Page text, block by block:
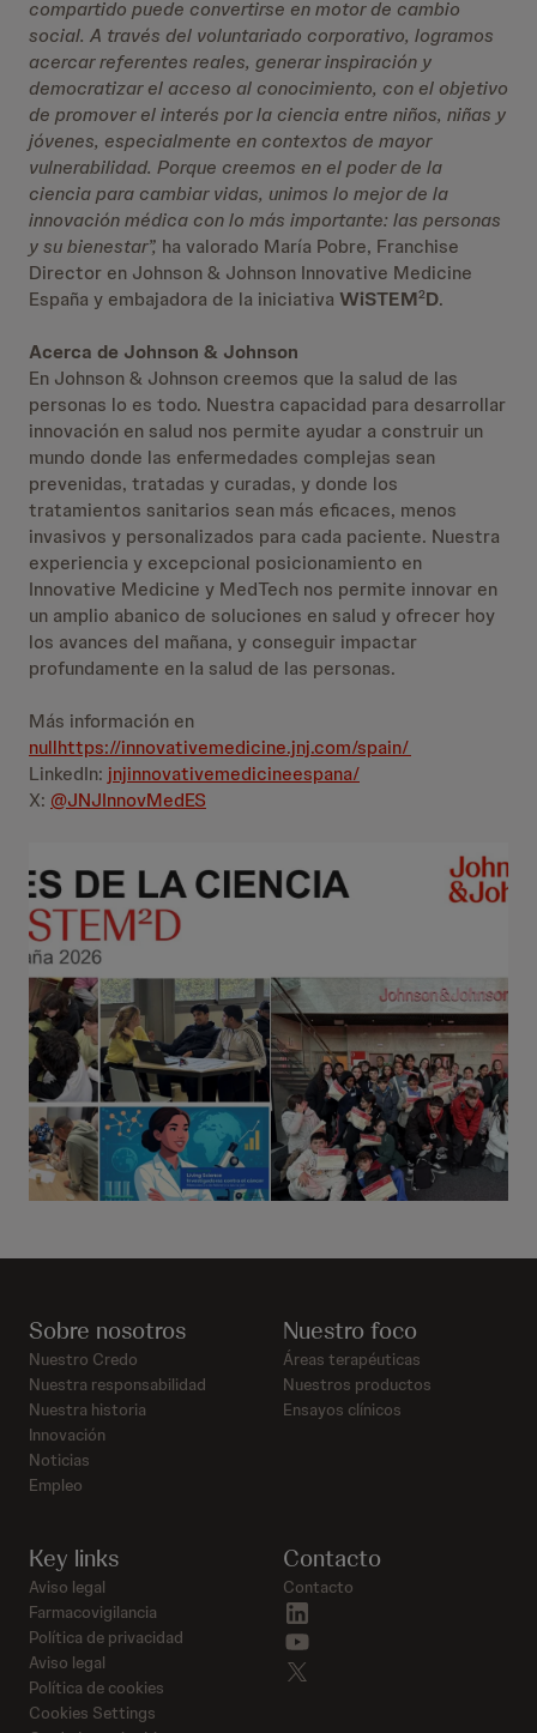
compartido puede convertirse en motor de cambio
social. A través del voluntariado corporativo, logramos
acercar referentes reales, generar inspiración y
democratizar el acceso al conocimiento, con el objetivo
de promover el interés por la ciencia entre niños, niñas y
jóvenes, especialmente en contextos de mayor
vulnerabilidad. Porque creemos en el poder de la
ciencia para cambiar vidas, unimos lo mejor de la
innovación médica con lo más importante: las personas
y su bienestar”, ha valorado María Pobre, Franchise
Director en Johnson & Johnson Innovative Medicine
España y embajadora de la iniciativa WiSTEM2D.
Acerca de Johnson & Johnson
En Johnson & Johnson creemos que la salud de las
personas lo es todo. Nuestra capacidad para desarrollar
innovación en salud nos permite ayudar a construir un
mundo donde las enfermedades complejas sean
prevenidas, tratadas y curadas, y donde los
tratamientos sanitarios sean más eficaces, menos
invasivos y personalizados para cada paciente. Nuestra
experiencia y excepcional posicionamiento en
Innovative Medicine y MedTech nos permite innovar en
un amplio abanico de soluciones en salud y ofrecer hoy
los avances del mañana, y conseguir impactar
profundamente en la salud de las personas.
Más información en
nullhttps://innovativemedicine.jnj.com/spain/
LinkedIn: jnjinnovativemedicineespana/
X: @JNJInnovMedES
Sobre nosotros
Nuestro Credo
Nuestra responsabilidad
Nuestra historia
Innovación
Noticias
Empleo
Nuestro foco
Áreas terapéuticas
Nuestros productos
Ensayos clínicos
Contacto
Contacto
Key links
Aviso legal
Farmacovigilancia
Política de privacidad
Aviso legal
Política de cookies
Cookies Settings